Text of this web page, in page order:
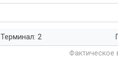
Терминал: 2
Фактическое